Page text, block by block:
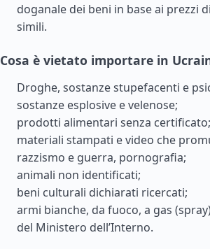
doganale dei beni in base ai prezzi
simili.
Cosa è vietato importare in
Droghe, sostanze stupefacenti e
sostanze esplosive e velenose;
prodotti alimentari senza certificato;
materiali stampati e video che
razzismo e guerra, pornografia;
animali non identificati;
beni culturali dichiarati ricercati;
armi bianche, da fuoco, a gas
del Ministero dell’Interno.